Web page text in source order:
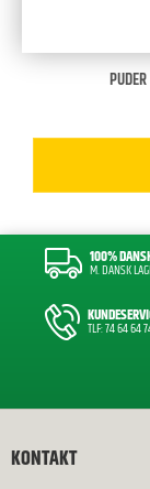
PUDER
100%
M. DANSK
TLF: 74 64 64
KONTAKT